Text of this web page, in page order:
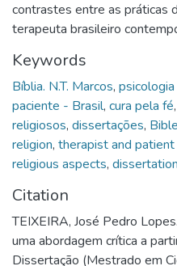
contrastes entre as práticas
terapeuta brasileiro
Keywords
Bíblia. N.T. Marcos,
paciente - Brasil, cura pela fé,
religiosos, dissertações,
religion, therapist and
religious aspects,
Citation
TEIXEIRA, José Pedro
uma abordagem crítica a
Dissertação (Mestrado em